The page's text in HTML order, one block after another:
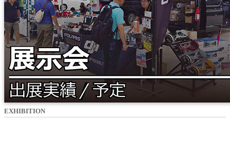
EXHIBITION